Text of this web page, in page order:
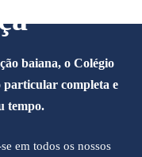
baiana, o Colégio
particular completa e
tempo.
em todos os nossos